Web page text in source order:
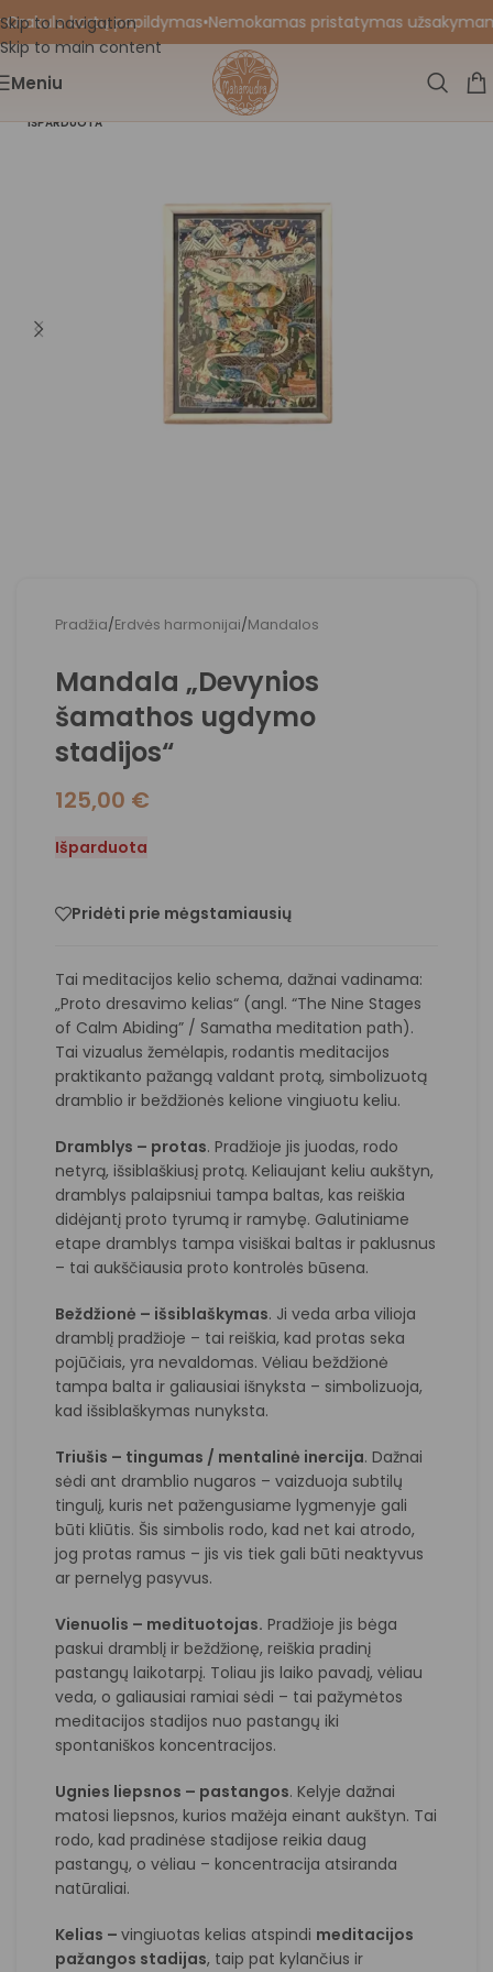
Skip to navigation
Skip to main content
kortų papildymas•Nemokamas pristatymas
Meniu
IŠPARDUOTA
Pradžia/Erdvės harmonijai/Mandalos
Mandala „Devynios
šamathos ugdymo
stadijos“
125,00 €
Išparduota
Pridėti prie mėgstamiausių
Tai meditacijos kelio schema, dažnai vadinama:
„Proto dresavimo kelias“ (angl. “The Nine Stages
of Calm Abiding” / Samatha meditation path).
Tai vizualus žemėlapis, rodantis meditacijos
praktikanto pažangą valdant protą, simbolizuotą
dramblio ir beždžionės kelione vingiuotu keliu.
Dramblys – protas. Pradžioje jis juodas, rodo
netyrą, išsiblaškiusį protą. Keliaujant keliu aukštyn,
dramblys palaipsniui tampa baltas, kas reiškia
didėjantį proto tyrumą ir ramybę. Galutiniame
etape dramblys tampa visiškai baltas ir paklusnus
– tai aukščiausia proto kontrolės būsena.
Beždžionė – išsiblaškymas. Ji veda arba vilioja
dramblį pradžioje – tai reiškia, kad protas seka
pojūčiais, yra nevaldomas. Vėliau beždžionė
tampa balta ir galiausiai išnyksta – simbolizuoja,
kad išsiblaškymas nunyksta.
Triušis – tingumas / mentalinė inercija. Dažnai
sėdi ant dramblio nugaros – vaizduoja subtilų
tingulį, kuris net pažengusiame lygmenyje gali
būti kliūtis. Šis simbolis rodo, kad net kai atrodo,
jog protas ramus – jis vis tiek gali būti neaktyvus
ar pernelyg pasyvus.
Vienuolis – medituotojas. Pradžioje jis bėga
paskui dramblį ir beždžionę, reiškia pradinį
pastangų laikotarpį. Toliau jis laiko pavadį, vėliau
veda, o galiausiai ramiai sėdi – tai pažymėtos
meditacijos stadijos nuo pastangų iki
spontaniškos koncentracijos.
Ugnies liepsnos – pastangos. Kelyje dažnai
matosi liepsnos, kurios mažėja einant aukštyn. Tai
rodo, kad pradinėse stadijose reikia daug
pastangų, o vėliau – koncentracija atsiranda
natūraliai.
Kelias – vingiuotas kelias atspindi meditacijos
pažangos stadijas, taip pat kylančius ir